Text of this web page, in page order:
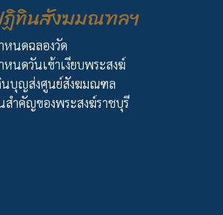
ทินสังฆมณฑลฯ
หนดฉลองวัด
หนดวันเข้าเงียบพระสงฆ์
นบุญส่งศูนย์สังฆมณฑล
สำคัญของพระสงฆ์ราชบุรี